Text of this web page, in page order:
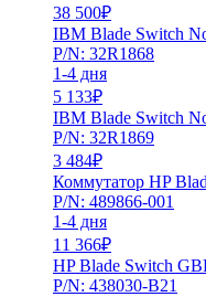
38 500₽
IBM Blade Switch
P/N: 32R1868
1-4 дня
5 133₽
IBM Blade Switch
P/N: 32R1869
3 484₽
Коммутатор HP
P/N: 489866-001
1-4 дня
11 366₽
HP Blade Switch
P/N: 438030-B21